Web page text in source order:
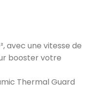
avec une vitesse de
booster votre
Thermal Guard